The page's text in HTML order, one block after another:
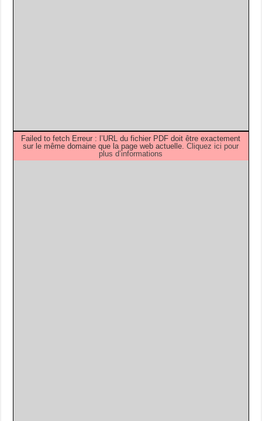
Failed to fetch Erreur : l’URL du fichier PDF doit être exactement
sur le même domaine que la page web actuelle.Cliquez ici pour
plus d’informations